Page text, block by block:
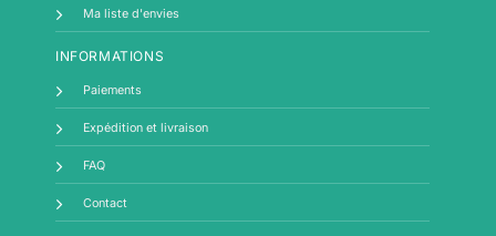
Ma liste d'envies
INFORMATIONS
Paiements
Expédition et livraison
FAQ
Contact